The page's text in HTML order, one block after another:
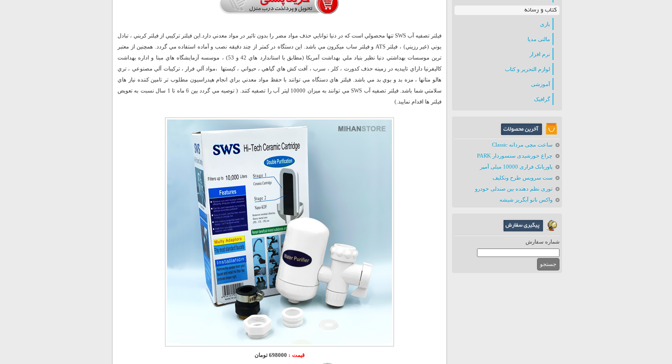
کتاب و رسانه
بازی
مالتی مدیا
نرم افزار
لوازم التحریر و کتاب
آموزشی
گرافیک
ساعت مچی مردانه Classic
چراغ خورشیدی سنسوردار PARK
پاوربانک فراری 10000 میلی آمپر
ست سرویس طرح ونکلیف
توری نظم دهنده بین صندلی خودرو
واکس نانو آبگریز شیشه
شماره سفارش
فیلتر تصفيه آب SWS تنها محصولي است كه در دنيا توانايي حذف مواد مضر را بدون تاثير در مواد معدني دارد.اين فیلتر تركيبي از فيلتر كربني ، تبادل
يوني (غير رزيني) ، فيلتر ATS و فيلتر ساب ميكرون مي باشد. اين دستگاه در كمتر از چند دقيقه نصب و آماده استفاده مي گردد. همچنين از معتبر
ترين موسسات بهداشتي دنيا نظير بنياد ملي بهداشت آمريكا (مطابق با استاندارد هاي 42 و 53) ، موسسه آزمايشگاه هاي مبنا و اداره بهداشت
كاليفرنيا داراي تاييديه در زمينه حذف كدورت ، كلر ، سرب ، آفت كش هاي گياهي ، حيواني ، كيستها ،مواد آلي فرار ، تركيبات آلي مصنوعي ، تري
هالو متانها ، مزه بد و بوي بد مي باشد. فيلتر هاي دستگاه مي توانند با حفظ مواد معدني براي انجام هيدراسيون مطلوب تر تامين كننده نياز هاي
سلامتي شما باشد. فیلتر تصفيه آب SWS مي توانند به ميزان 10000 ليتر آب را تصفيه كنند. ( توصيه مي گردد بين 6 ماه تا 1 سال نسبت به تعويض
فيلتر ها اقدام نماييد.)
قیمت : 698000 تومان